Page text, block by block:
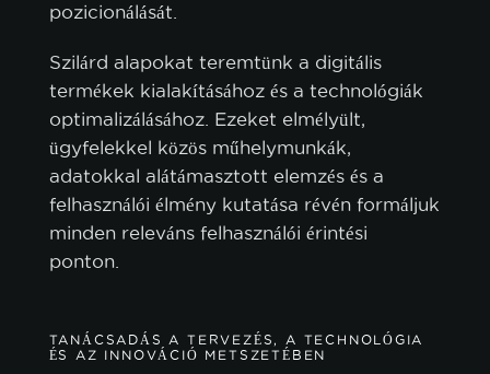
pozicionálását.
Szilárd alapokat teremtünk a digitális
termékek kialakításához és a technológiák
optimalizálásához. Ezeket elmélyült,
ügyfelekkel közös műhelymunkák,
adatokkal alátámasztott elemzés és a
felhasználói élmény kutatása révén formáljuk
minden releváns felhasználói érintési
ponton.
TANÁCSADÁS A TERVEZÉS, A TECHNOLÓGIA
ÉS AZ INNOVÁCIÓ METSZETÉBEN